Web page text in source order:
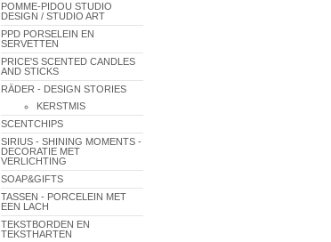
POMME-PIDOU STUDIO
DESIGN / STUDIO ART
PPD PORSELEIN EN
SERVETTEN
PRICE'S SCENTED CANDLES
AND STICKS
RÄDER - DESIGN STORIES
KERSTMIS
SCENTCHIPS
SIRIUS - SHINING MOMENTS -
DECORATIE MET
VERLICHTING
SOAP&GIFTS
TASSEN - PORCELEIN MET
EEN LACH
TEKSTBORDEN EN
TEKSTHARTEN